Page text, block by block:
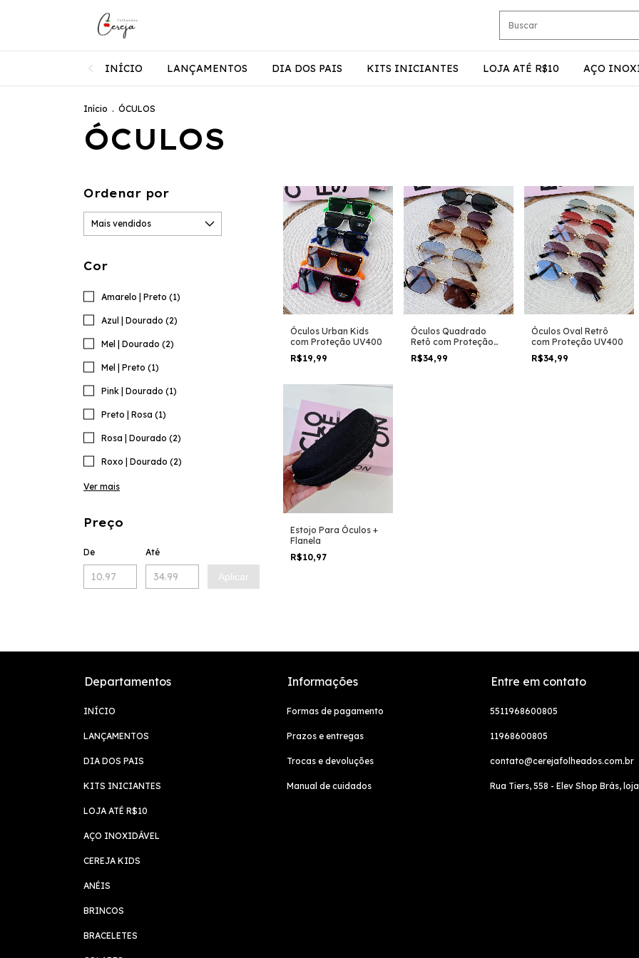
INÍCIO LANÇAMENTOS DIA DOS PAIS KITS INICIANTES LOJA ATÉ R$10 AÇO
Início . ÓCULOS
ÓCULOS
Ordenar por
Cor
Amarelo | Preto (1)
Azul | Dourado (2)
Mel | Dourado (2)
Mel | Preto (1)
Pink | Dourado (1)
Preto | Rosa (1)
Rosa | Dourado (2)
Roxo | Dourado (2)
Ver mais
Preço
De Até
Aplicar
Óculos Urban Kids
com Proteção UV400
R$19,99
Óculos Quadrado
Retô com Proteção
UV400
R$34,99
Óculos Oval Retrô
com Proteção UV400
R$34,99
Estojo Para Óculos +
Flanela
R$10,97
Departamentos
INÍCIO
LANÇAMENTOS
DIA DOS PAIS
KITS INICIANTES
LOJA ATÉ R$10
AÇO INOXIDÁVEL
CEREJA KIDS
ANÉIS
BRINCOS
BRACELETES
Informações
Formas de pagamento
Prazos e entregas
Trocas e devoluções
Manual de cuidados
Entre em contato
5511968600805
11968600805
contato@cerejafolheados.com.br
Rua Tiers, 558 - Elev Shop Brás,